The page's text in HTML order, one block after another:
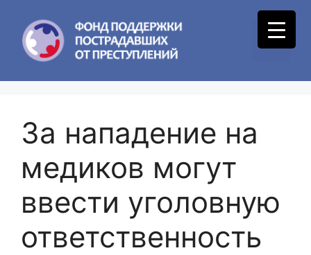
content
Menu
За нападение на
медиков могут
ввести уголовную
ответственность